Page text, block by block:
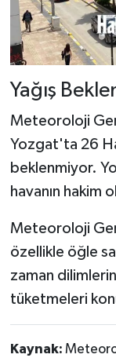
Yağış
Meteoroloji
Yozgat'ta 26
beklenmiyor.
havanın hakim
Meteoroloji
özellikle öğle
zaman
tüketmeleri
Kaynak: